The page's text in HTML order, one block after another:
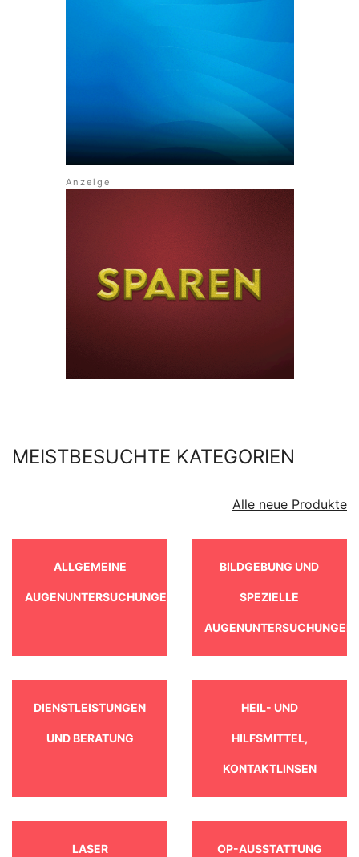
MEISTBESUCHTE KATEGORIEN
Alle neue Produkte
ALLGEMEINE
AUGENUNTERSUCHUNGEN
BILDGEBUNG UND
SPEZIELLE
AUGENUNTERSUCHUNGEN
DIENSTLEISTUNGEN
UND BERATUNG
HEIL- UND
HILFSMITTEL,
KONTAKTLINSEN
LASER OP-AUSSTATTUNG